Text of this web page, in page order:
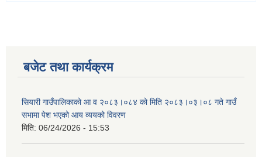
बजेट तथा कार्यक्रम
सियारी गाउँपालिकाको आ व २०८३।०८४ को मिति २०८३।०३।०८ गते गाउँ
सभामा पेश भएको आय व्ययको विवरण
मिति: 06/24/2026 - 15:53